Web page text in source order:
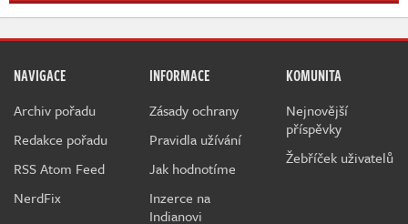
NAVIGACE
Archiv pořadu
Redakce pořadu
RSS Atom Feed
NerdFix
INFORMACE
Zásady ochrany
Pravidla užívání
Jak hodnotíme
Inzerce na
Indianovi
KOMUNITA
Nejnovější
příspěvky
Žebříček uživatelů